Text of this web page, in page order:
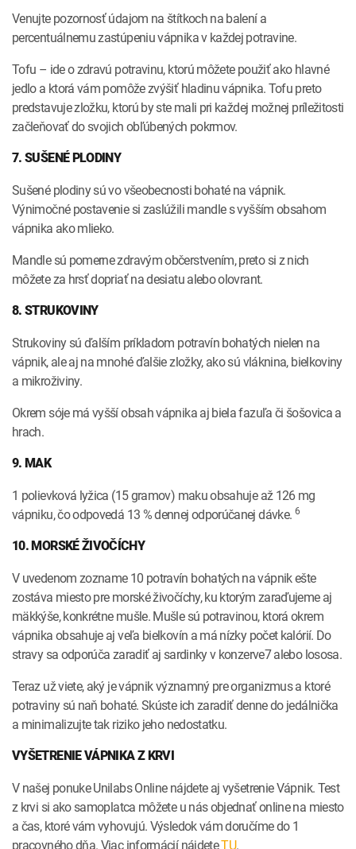
Venujte pozornosť údajom na štítkoch na balení a
percentuálnemu zastúpeniu vápnika v každej potravine.
Tofu – ide o zdravú potravinu, ktorú môžete použiť ako hlavné
jedlo a ktorá vám pomôže zvýšiť hladinu vápnika. Tofu preto
predstavuje zložku, ktorú by ste mali pri každej možnej príležitosti
začleňovať do svojich obľúbených pokrmov.
7. SUŠENÉ PLODINY
Sušené plodiny sú vo všeobecnosti bohaté na vápnik.
Výnimočné postavenie si zaslúžili mandle s vyšším obsahom
vápnika ako mlieko.
Mandle sú pomerne zdravým občerstvením, preto si z nich
môžete za hrsť dopriať na desiatu alebo olovrant.
8. STRUKOVINY
Strukoviny sú ďalším príkladom potravín bohatých nielen na
vápnik, ale aj na mnohé ďalšie zložky, ako sú vláknina, bielkoviny
a mikroživiny.
Okrem sóje má vyšší obsah vápnika aj biela fazuľa či šošovica a
hrach.
9. MAK
1 polievková lyžica (15 gramov) maku obsahuje až 126 mg
vápniku, čo odpovedá 13 % dennej odporúčanej dávke. 6
10. MORSKÉ ŽIVOČÍCHY
V uvedenom zozname 10 potravín bohatých na vápnik ešte
zostáva miesto pre morské živočíchy, ku ktorým zaraďujeme aj
mäkkýše, konkrétne mušle. Mušle sú potravinou, ktorá okrem
vápnika obsahuje aj veľa bielkovín a má nízky počet kalórií. Do
stravy sa odporúča zaradiť aj sardinky v konzerve7 alebo lososa.
Teraz už viete, aký je vápnik významný pre organizmus a ktoré
potraviny sú naň bohaté. Skúste ich zaradiť denne do jedálnička
a minimalizujte tak riziko jeho nedostatku.
VYŠETRENIE VÁPNIKA Z KRVI
V našej ponuke Unilabs Online nájdete aj vyšetrenie Vápnik. Test
z krvi si ako samoplatca môžete u nás objednať online na miesto
a čas, ktoré vám vyhovujú. Výsledok vám doručíme do 1
pracovného dňa. Viac informácií nájdeteTU.